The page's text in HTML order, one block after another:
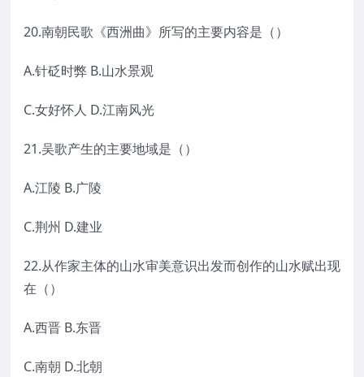
20.南朝民歌《西洲曲》所写的主要内容是（）
A.针砭时弊 B.山水景观
C.女好怀人 D.江南风光
21.吴歌产生的主要地域是（）
A.江陵 B.广陵
C.荆州 D.建业
22.从作家主体的山水审美意识出发而创作的山水赋出现
在（）
A.西晋 B.东晋
C.南朝 D.北朝